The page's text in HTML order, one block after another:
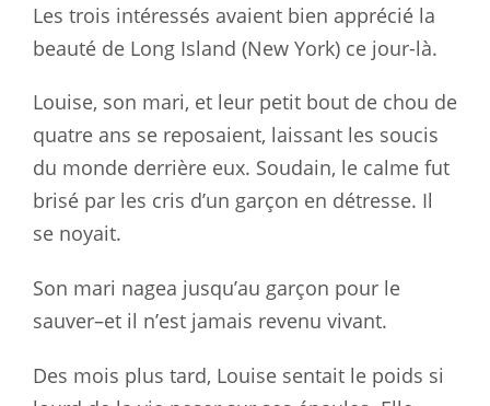
Les trois intéressés avaient bien apprécié la
beauté de Long Island (New York) ce jour-là.
Louise, son mari, et leur petit bout de chou de
quatre ans se reposaient, laissant les soucis
du monde derrière eux. Soudain, le calme fut
brisé par les cris d’un garçon en détresse. Il
se noyait.
Son mari nagea jusqu’au garçon pour le
sauver–et il n’est jamais revenu vivant.
Des mois plus tard, Louise sentait le poids si